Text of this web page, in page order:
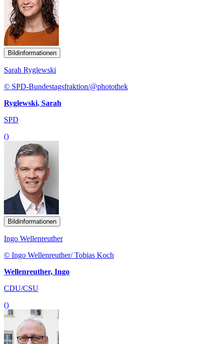
Bildinformationen
Sarah Ryglewski
© SPD-Bundestagsfraktion/@photothek
Ryglewski, Sarah
SPD
()
Bildinformationen
Ingo Wellenreuther
© Ingo Wellenreuther/ Tobias Koch
Wellenreuther, Ingo
CDU/CSU
()